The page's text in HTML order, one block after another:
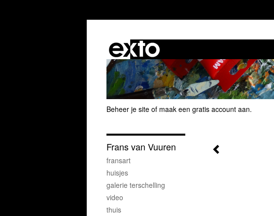
Beheer je site of maak een gratis account aan.
Frans van Vuuren
fransart
huisjes
galerie terschelling
video
thuis